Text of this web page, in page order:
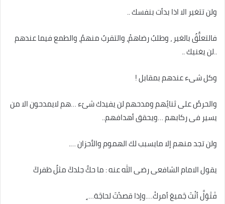
ولن تتغير الا اذا بدأت بنفسك ..
فالتعلُّقُ بالغير ، وطلبُ رضاهمْ، والتقربُ منهمُ، والطمع فيما عندهم
..لن يغنيك ..
وكل شىء عندهم بمقابل !
والحرصُ على ثنائِهم ومدحهم لن يفيدك شئء …هم لايمدحون الا من
يسير فى ركابهم …ويحقق أهدافهم..
ولن تجد منهم إلا مايسبب لك الهموم والأحزان ….
يقول الامام الشافعى رضى الله عنه : ما حكَّ جلدكَ مثلُ ظفركَ
فَتَوَلَّ أنْتَ جَميعَ أمركْ….وإذا قصدْتَ لحاجَة… ٍ